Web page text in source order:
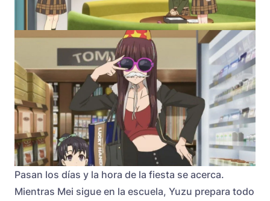
Pasan los días y la hora de la fiesta se acerca.
Mientras Mei sigue en la escuela, Yuzu prepara todo